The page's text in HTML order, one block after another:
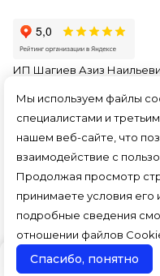
Мы используем файлы
специалистами и
нашем веб-сайте, что
взаимодействие с
Продолжая просмотр
принимаете условия его
подробные сведения
отношении файлов
Спасибо, понятно
ИП Шагиев Азиз
применяются
Все ресурсы сайта
ограничиваясь)
и видео информацию,
страниц, доменное имя,
являются объектами
интеллектуальную
законодательством и
охране авторских прав.